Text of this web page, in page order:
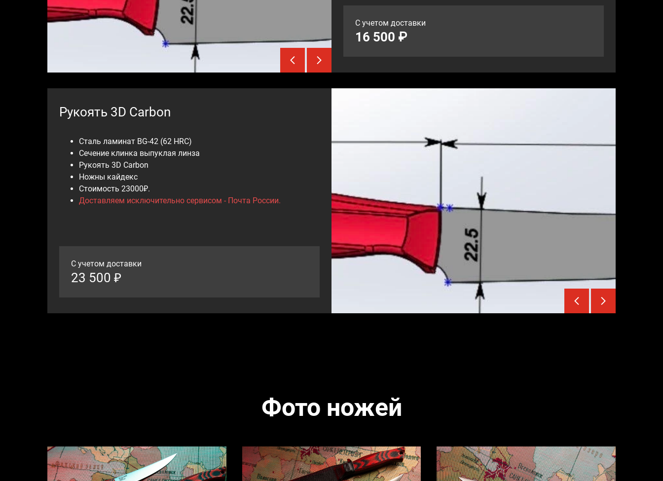
С учетом доставки
16 500 ₽
Рукоять 3D Carbon
Сталь ламинат BG-42 (62 HRC)
Сечение клинка выпуклая линза
Рукоять 3D Carbon
Ножны кайдекс
Стоимость 23000₽.
Доставляем исключительно сервисом - Почта России.
С учетом доставки
23 500 ₽
Фото ножей